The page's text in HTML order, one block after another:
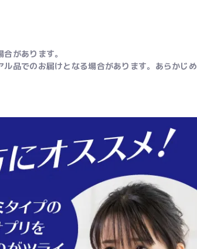
があります。
品でのお届けとなる場合があります。あらかじめ